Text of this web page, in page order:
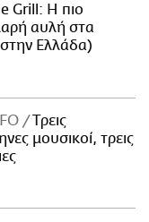
Grill: Η πιο
αυλή στα
στην Ελλάδα)
Tρεις
μουσικοί, τρεις